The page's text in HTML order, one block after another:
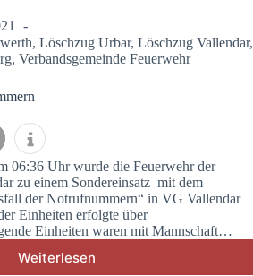
, Löschzug Urbar, Löschzug Vallendar,
, Verbandsgemeinde Feuerwehr
06:36 Uhr wurde die Feuerwehr der
zu einem Sondereinsatz mit dem
der Notrufnummern“ in VG Vallendar
Einheiten erfolgte über
Einheiten waren mit Mannschaft…
Weiterlesen
S1